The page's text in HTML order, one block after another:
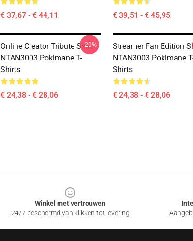
€ 37,67 - € 44,11 € 39,51 - € 45,95
Online Creator Tribute Shirt
NTAN3003 Pokimane T-
Shirts
€ 24,38 - € 28,06
-20%
Streamer Fan Edition
NTAN3003 Pokimane
Shirts
€ 24,38 - € 28,06
Winkel met vertrouwen
24/7 beschermd van klikken tot levering